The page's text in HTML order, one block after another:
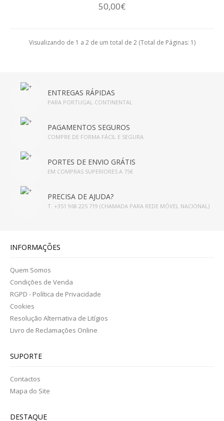
50,00€
Visualizando de 1 a 2 de um total de 2 (Total de Páginas: 1)
ENTREGAS RÁPIDAS
PARA PORTUGAL CONTINENTAL
PAGAMENTOS SEGUROS
COMPRE DE FORMA FÁCIL E SEGURA
PORTES DE ENVIO GRÁTIS
EM COMPRAS SUPERIORES A 75€
PRECISA DE AJUDA?
T. +351 968 225 719 (CHAMADA PARA REDE MÓVEL NACIONAL)
INFORMAÇÕES
Quem Somos
Condições de Venda
RGPD - Política de Privacidade
Cookies
Resolução Alternativa de Litígios
Livro de Reclamações Online
SUPORTE
Contactos
Mapa do Site
DESTAQUE